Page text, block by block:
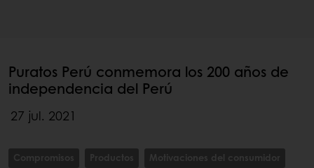
Puratos Perú conmemora los 200 años de
independencia del Perú
27 jul. 2021
Compromisos Productos Motivaciones del consumidor